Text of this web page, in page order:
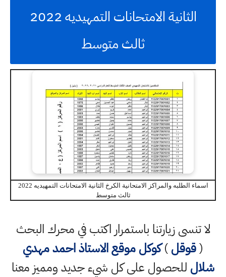
الثانية الامتحانات التمهيديه 2022
ثالث متوسط
اسماء الطلبه والمراكز الامتحانية الكرخ الثانية الامتحانات التمهيديه 2022
ثالث متوسط
لا تنسى زيارتنا باستمرار اكتب في محرك البحث
(قوقل)كوكلموقع الاستاذ احمد مهدي
شلال للحصول على كل شيء جديد ومميز معنا